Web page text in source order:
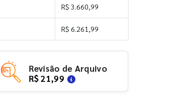
R$ 3.660,99
R$ 6.261,99
Revisão de Arquivo
R$ 21,99